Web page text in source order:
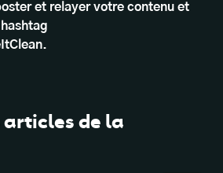
et relayer votre contenu et
articles de la